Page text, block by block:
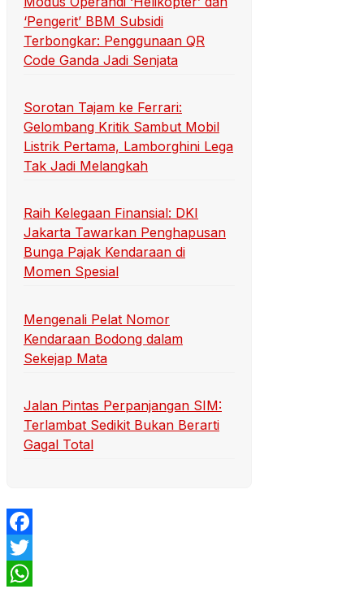
‘Pengerit’ BBM Subsidi
Terbongkar: Penggunaan QR
Code Ganda Jadi Senjata
Sorotan Tajam ke Ferrari:
Gelombang Kritik Sambut Mobil
Listrik Pertama, Lamborghini Lega
Tak Jadi Melangkah
Raih Kelegaan Finansial: DKI
Jakarta Tawarkan Penghapusan
Bunga Pajak Kendaraan di
Momen Spesial
Mengenali Pelat Nomor
Kendaraan Bodong dalam
Sekejap Mata
Jalan Pintas Perpanjangan SIM:
Terlambat Sedikit Bukan Berarti
Gagal Total
Facebook
Twitter